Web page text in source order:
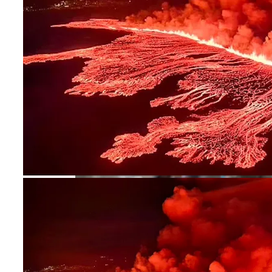
На Какую Зарплату Могут
Рассчитывать Украинцы За Рубежом:
Советы Для Беженцев
Вредно, Но Выгодно: В США Запрет На
Асбест Приняли Только Сейчас
В Днепре Произошло Массовое